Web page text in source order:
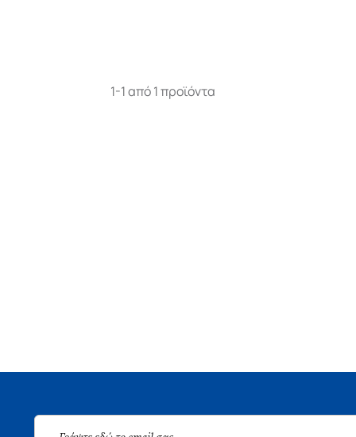
1-1 από 1 προϊόντα